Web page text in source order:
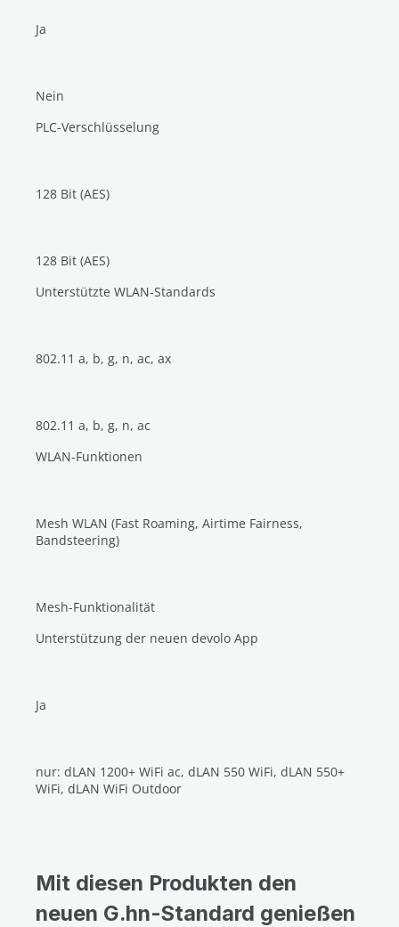
Ja
Nein
PLC-Verschlüsselung
128 Bit (AES)
128 Bit (AES)
Unterstützte WLAN-Standards
802.11 a, b, g, n, ac, ax
802.11 a, b, g, n, ac
WLAN-Funktionen
Mesh WLAN (Fast Roaming, Airtime Fairness,
Bandsteering)
Mesh-Funktionalität
Unterstützung der neuen devolo App
Ja
nur: dLAN 1200+ WiFi ac, dLAN 550 WiFi, dLAN 550+
WiFi, dLAN WiFi Outdoor
Mit diesen Produkten den
neuen G.hn-Standard genießen